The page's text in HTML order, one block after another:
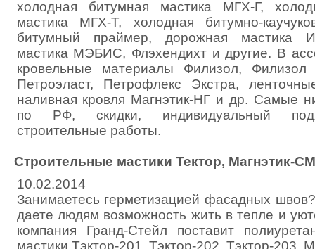
холодная битумная мастика МГХ-Г,
мастика МГХ-Т, холодная битумно-
битумный праймер, дорожная мастика
мастика МЭБИС, Флэхендихт и другие. В
кровельные материалы Филизол, Филизол
Петроэласт, Петрофлекс Экстра,
наливная кровля Магнэтик-НГ и др. Самые
по РФ, скидки, индивидуальный
строительные работы.
Строительные мастики Тектор, Магнэтик-
10.02.2014
Занимаетесь герметизацией фасадных
даете людям возможность жить в тепле и
компания Гранд-Стейл поставит
мастики Тэктор-201, Тэктор-202, Тэктор-203,